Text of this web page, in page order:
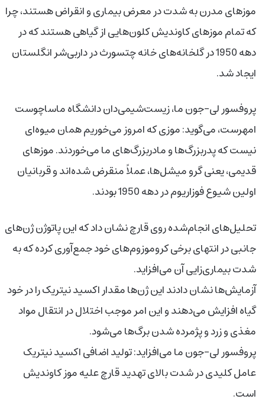
موزهای مدرن به شدت در معرض بیماری و انقراض هستند، چرا
که تمام موزهای کاوندیش کلون‌هایی از گیاهی هستند که در
دهه 1950 در گلخانه‌های خانه چتسورث در داربی‌شر انگلستان
ایجاد شد.
پروفسور لی-جون ما، زیست‌شیمی‌دان دانشگاه ماساچوست
امهرست، می‌گوید: موزی که امروز می‌خوریم همان میوه‌ای
نیست که پدربزرگ‌ها و مادربزرگ‌های ما می‌خوردند. موزهای
قدیمی، یعنی گرو میشل‌ها، عملاً منقرض شده‌اند و قربانیان
اولین شیوع فوزاریوم در دهه 1950 بودند.
تحلیل‌های انجام‌شده روی قارچ نشان داد که این پاتوژن ژن‌های
جانبی در انتهای برخی کروموزوم‌های خود جمع‌آوری کرده که به
شدت بیماری‌زایی آن می‌افزاید.
آزمایش‌ها نشان دادند این ژن‌ها مقدار اکسید نیتریک را در خود
گیاه افزایش می‌دهند و این امر موجب اختلال در انتقال مواد
مغذی و زرد و پژمرده شدن برگ‌ها می‌شود.
پروفسور لی-جون ما می‌افزاید: تولید اضافی اکسید نیتریک
عامل کلیدی در شدت بالای تهدید قارچ علیه موز کاوندیش
است.